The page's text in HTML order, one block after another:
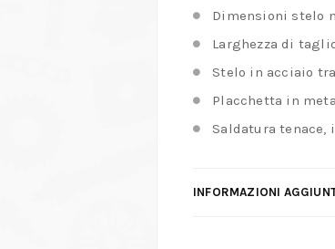
Dimensioni stelo
Larghezza di
Stelo in acciaio
Placchetta in
Saldatura tenace,
INFORMAZIONI